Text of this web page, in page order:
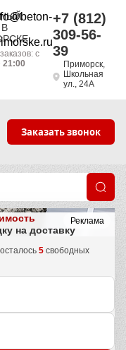
с
21:00
+7 (812)
309-56-
39
Приморск,
Школьная
ул., 24А
Заказать звонок
Реклама
на доставку
5свободных